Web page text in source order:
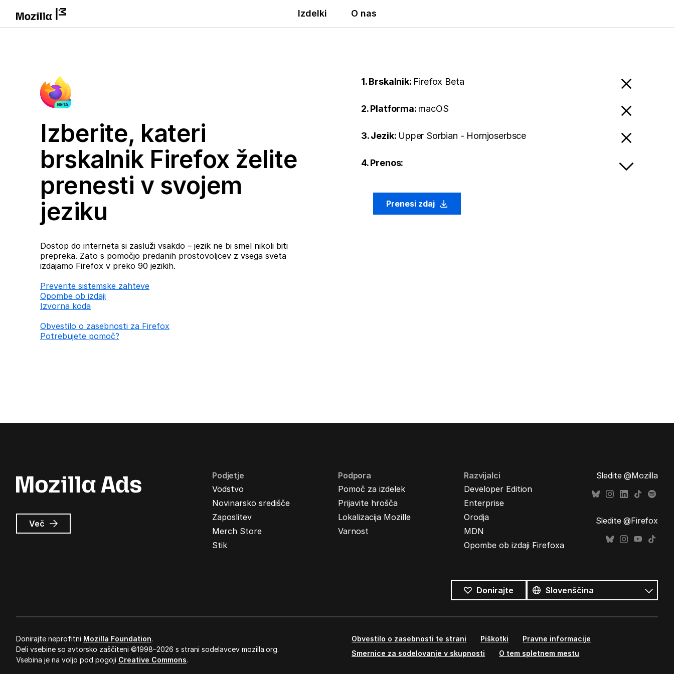
Izdelki O nas
Izberite, kateri
brskalnik Firefox želite
prenesti v svojem
jeziku
Dostop do interneta si zasluži vsakdo – jezik ne bi smel nikoli biti
prepreka. Zato s pomočjo predanih prostovoljcev z vsega sveta
izdajamo Firefox v preko 90 jezikih.
Preverite sistemske zahteve
Opombe ob izdaji
Izvorna koda
Obvestilo o zasebnosti za Firefox
Potrebujete pomoč?
1. Brskalnik: Firefox Beta
2. Platforma: macOS
3. Jezik: Upper Sorbian - Hornjoserbsce
4. Prenos:
Prenesi zdaj
Več o
Oglasi
Podjetje
Vodstvo
Novinarsko središče
Zaposlitev
Merch Store
Stik
Podpora
Pomoč za izdelek
Prijavite hrošča
Lokalizacija Mozille
Varnost
Razvijalci
Developer Edition
Enterprise
Orodja
MDN
Opombe ob izdaji Firefoxa
Sledite @Mozilla
Sledite @Firefox
Donirajte
jeziki
Jezik
Donirajte neprofitni Mozilla Foundation.
Deli vsebine so avtorsko zaščiteni ©1998–2026 s strani sodelavcev mozilla.org.
Vsebina je na voljo pod pogoji Creative Commons.
Obvestilo o zasebnosti te strani Piškotki
Pravne informacije
Smernice za sodelovanje v skupnosti
O tem spletnem mestu